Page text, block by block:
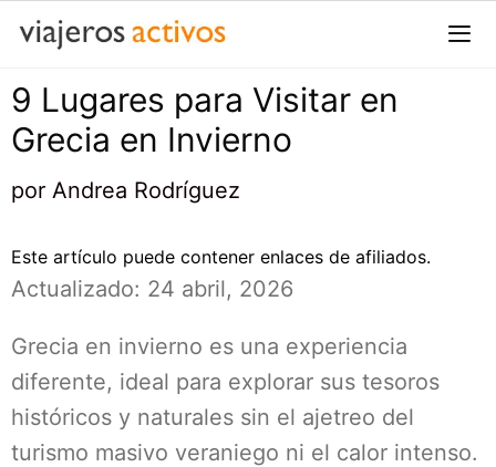
Saltar
contenido
9 Lugares para Visitar en
Grecia en Invierno
por Andrea Rodríguez
Este artículo puede contener enlaces de afiliados.
Actualizado: 24 abril, 2026
Grecia en invierno es una experiencia
diferente, ideal para explorar sus tesoros
históricos y naturales sin el ajetreo del
turismo masivo veraniego ni el calor intenso.